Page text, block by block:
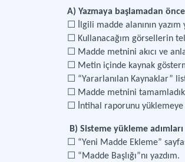
A) Yazmaya başlamadan önce
☐ İlgili madde alanının
☐ Kullanacağım görsellerin
☐ Madde metnini akıcı ve
☐ Metin içinde kaynak
☐ “Yararlanılan Kaynaklar”
☐ Madde metnini
☐ İntihal raporunu yüklemeye
B) Sisteme yükleme adımları
☐ “Yeni Madde Ekleme”
☐ “Madde Başlığı”nı yazdım.